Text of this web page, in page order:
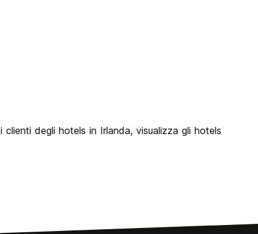
degli hotels in Irlanda, visualizza gli hotels